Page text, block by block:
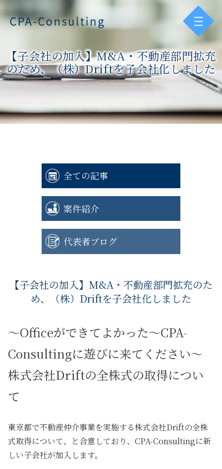
【子会社の加入】M&A・不動産部門拡充
のため、（株）Driftを子会社化しました
全ての記事
案件紹介
代表者ブログ
【子会社の加入】M&A・不動産部門拡充のた
め、（株）Driftを子会社化しました
～Officeができてよかった～CPA-
Consultingに遊びに来てください～
株式会社Driftの全株式の取得につい
て
東京都で不動産仲介事業を実施する株式会社Driftの全株
式取得について、と合意しており、CPA-Consultingに新
しい子会社が加入します。